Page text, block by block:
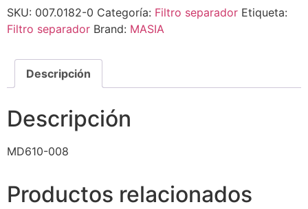
SKU: 007.0182-0 Categoría: Filtro separador Etiqueta:
Filtro separador Brand: MASIA
Descripción
Descripción
MD610-008
Productos relacionados